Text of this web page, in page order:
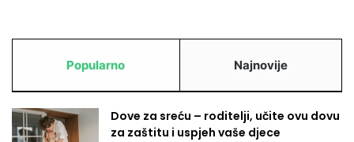
Popularno Najnovije
Dove za sreću – roditelji, učite ovu dovu
za zaštitu i uspjeh vaše djece